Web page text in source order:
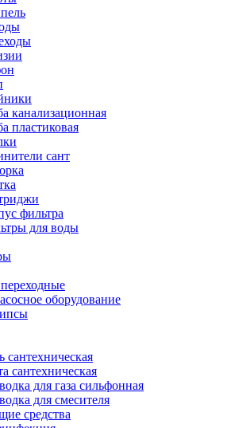
канализационная
пластиковая
сант
фильтра
для воды
оборудование
сантехническая
сантехническая
для газа сильфонная
для смесителя
средства